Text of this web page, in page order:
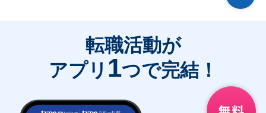
転職活動が
アプリ 1つで完結！